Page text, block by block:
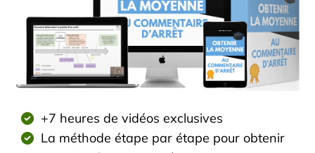
+7 heures de vidéos exclusives
La méthode étape par étape pour obtenir